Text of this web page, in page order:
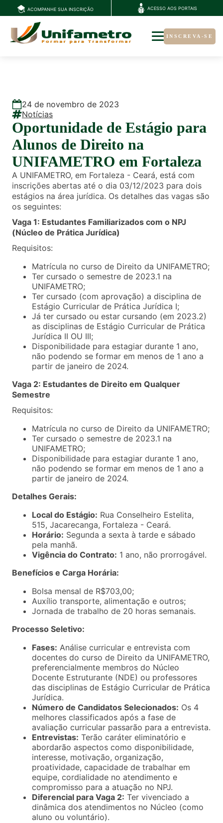
ACOMPANHE SUA INSCRIÇÃO ACESSO AOS PORTAIS
INSCREVA-SE
24 de novembro de 2023
Notícias
Oportunidade de Estágio para
Alunos de Direito na
UNIFAMETRO em Fortaleza
A UNIFAMETRO, em Fortaleza - Ceará, está com
inscrições abertas até o dia 03/12/2023 para dois
estágios na área jurídica. Os detalhes das vagas são
os seguintes:
Vaga 1: Estudantes Familiarizados com o NPJ
(Núcleo de Prática Jurídica)
Requisitos:
Matrícula no curso de Direito da UNIFAMETRO;
Ter cursado o semestre de 2023.1 na
UNIFAMETRO;
Ter cursado (com aprovação) a disciplina de
Estágio Curricular de Prática Jurídica I;
Já ter cursado ou estar cursando (em 2023.2)
as disciplinas de Estágio Curricular de Prática
Jurídica II OU III;
Disponibilidade para estagiar durante 1 ano,
não podendo se formar em menos de 1 ano a
partir de janeiro de 2024.
Vaga 2: Estudantes de Direito em Qualquer
Semestre
Requisitos:
Matrícula no curso de Direito da UNIFAMETRO;
Ter cursado o semestre de 2023.1 na
UNIFAMETRO;
Disponibilidade para estagiar durante 1 ano,
não podendo se formar em menos de 1 ano a
partir de janeiro de 2024.
Detalhes Gerais:
Local do Estágio: Rua Conselheiro Estelita,
515, Jacarecanga, Fortaleza - Ceará.
Horário: Segunda a sexta à tarde e sábado
pela manhã.
Vigência do Contrato: 1 ano, não prorrogável.
Benefícios e Carga Horária:
Bolsa mensal de R$703,00;
Auxílio transporte, alimentação e outros;
Jornada de trabalho de 20 horas semanais.
Processo Seletivo:
Fases: Análise curricular e entrevista com
docentes do curso de Direito da UNIFAMETRO,
preferencialmente membros do Núcleo
Docente Estruturante (NDE) ou professores
das disciplinas de Estágio Curricular de Prática
Jurídica.
Número de Candidatos Selecionados: Os 4
melhores classificados após a fase de
avaliação curricular passarão para a entrevista.
Entrevistas: Terão caráter eliminatório e
abordarão aspectos como disponibilidade,
interesse, motivação, organização,
proatividade, capacidade de trabalhar em
equipe, cordialidade no atendimento e
compromisso para a atuação no NPJ.
Diferencial para Vaga 2: Ter vivenciado a
dinâmica dos atendimentos no Núcleo (como
aluno ou voluntário).